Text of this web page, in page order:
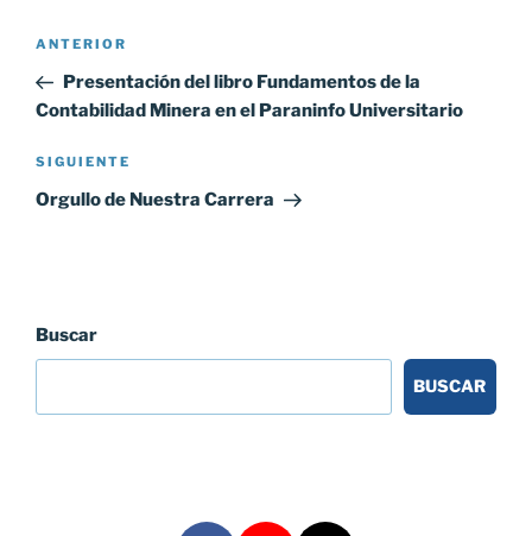
Navegación
entradas
Entrada
anterior:
ANTERIOR
Presentación del libro Fundamentos de la
Contabilidad Minera en el Paraninfo Universitario
Siguiente
entrada
SIGUIENTE
Orgullo de Nuestra Carrera
Buscar
BUSCAR